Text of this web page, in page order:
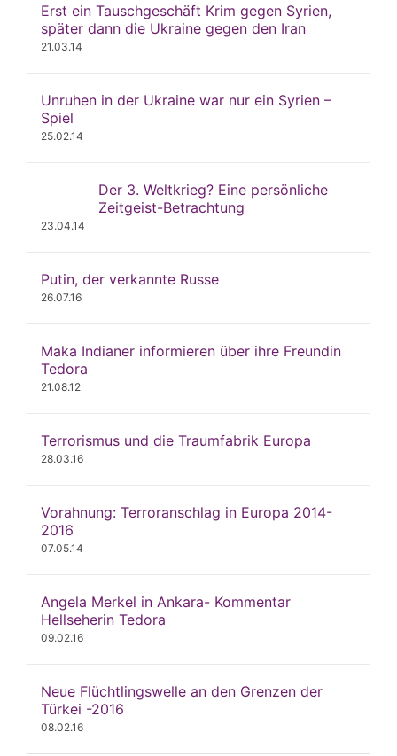
Erst ein Tauschgeschäft Krim gegen Syrien,
später dann die Ukraine gegen den Iran
21.03.14
Unruhen in der Ukraine war nur ein Syrien –
Spiel
25.02.14
Der 3. Weltkrieg? Eine persönliche
Zeitgeist-Betrachtung
23.04.14
Putin, der verkannte Russe
26.07.16
Maka Indianer informieren über ihre Freundin
Tedora
21.08.12
Terrorismus und die Traumfabrik Europa
28.03.16
Vorahnung: Terroranschlag in Europa 2014-
2016
07.05.14
Angela Merkel in Ankara- Kommentar
Hellseherin Tedora
09.02.16
Neue Flüchtlingswelle an den Grenzen der
Türkei -2016
08.02.16